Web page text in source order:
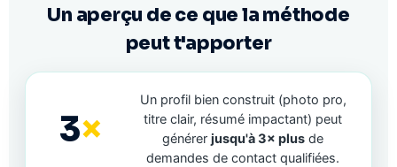
Un aperçu de ce que la méthode
peut t'apporter
3×
Un profil bien construit (photo pro,
titre clair, résumé impactant) peut
générer jusqu'à 3× plus de
demandes de contact qualifiées.